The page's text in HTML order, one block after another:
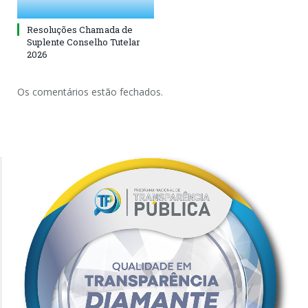
Resoluções Chamada de
Suplente Conselho Tutelar
2026
Os comentários estão fechados.